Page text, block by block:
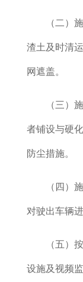
（二）
渣土及时清
网遮盖。
（三）
者铺设与硬
防尘措施。
（四）
对驶出车辆进
（五）
设施及视频监